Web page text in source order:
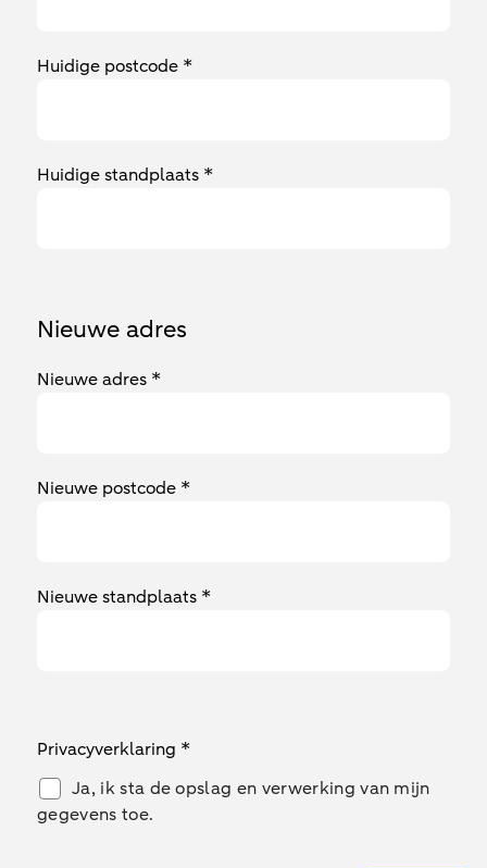
Huidige postcode *
Huidige standplaats *
Nieuwe adres
Nieuwe adres *
Nieuwe postcode *
Nieuwe standplaats *
Privacyverklaring *
Ja, ik sta de opslag en verwerking van mijn
gegevens toe.